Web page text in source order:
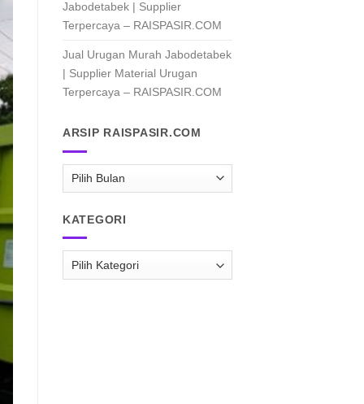
Jabodetabek | Supplier
Terpercaya – RAISPASIR.COM
Jual Urugan Murah Jabodetabek
| Supplier Material Urugan
Terpercaya – RAISPASIR.COM
ARSIP RAISPASIR.COM
KATEGORI